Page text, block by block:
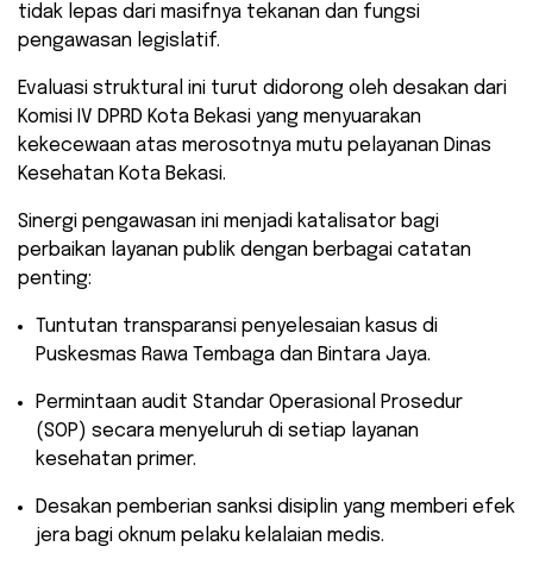
tidak lepas dari masifnya tekanan dan fungsi
pengawasan legislatif.
Evaluasi struktural ini turut didorong oleh desakan dari
Komisi IV DPRD Kota Bekasi yang menyuarakan
kekecewaan atas merosotnya mutu pelayanan Dinas
Kesehatan Kota Bekasi.
​Sinergi pengawasan ini menjadi katalisator bagi
perbaikan layanan publik dengan berbagai catatan
penting:
​Tuntutan transparansi penyelesaian kasus di
Puskesmas Rawa Tembaga dan Bintara Jaya.
​Permintaan audit Standar Operasional Prosedur
(SOP) secara menyeluruh di setiap layanan
kesehatan primer.
​Desakan pemberian sanksi disiplin yang memberi efek
jera bagi oknum pelaku kelalaian medis.